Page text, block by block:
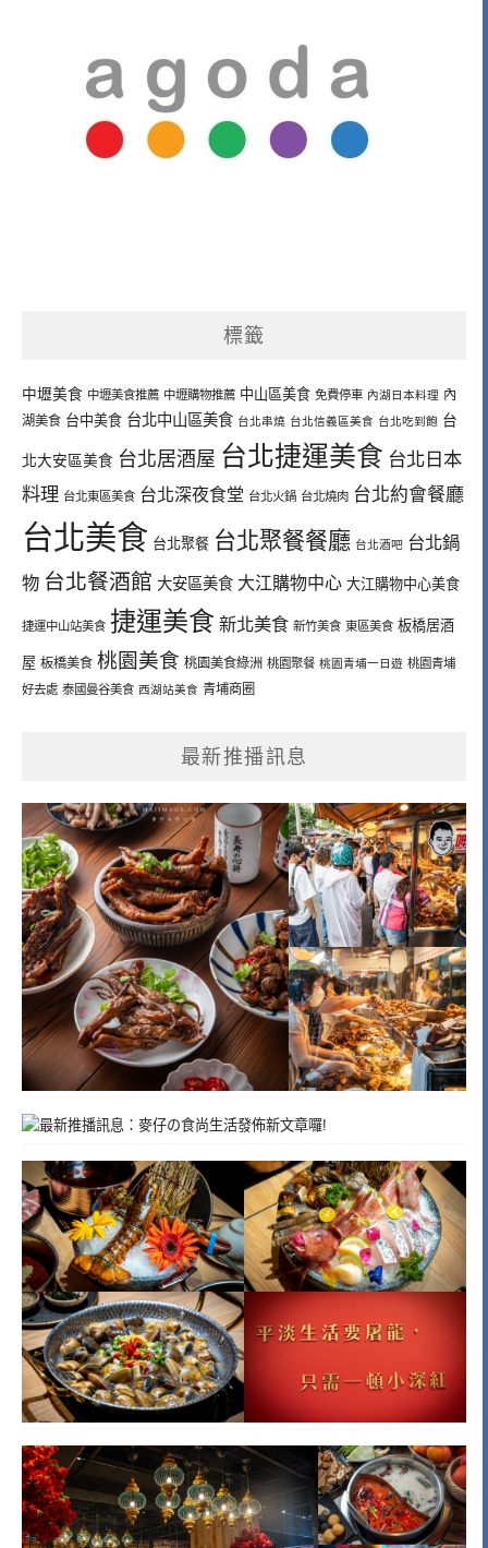
標籤
中壢美食 中壢美食推薦 中壢購物推薦 中山區美食 免費停車 內湖日本料理 內
湖美食 台中美食 台北中山區美食 台北串燒 台北信義區美食 台北吃到飽 台
北大安區美食 台北居酒屋 台北捷運美食 台北日本
料理 台北東區美食 台北深夜食堂 台北火鍋 台北燒肉 台北約會餐廳
台北美食 台北聚餐 台北聚餐餐廳 台北酒吧 台北鍋
物 台北餐酒館 大安區美食 大江購物中心 大江購物中心美食
捷運中山站美食 捷運美食 新北美食 新竹美食 東區美食 板橋居酒
屋 板橋美食 桃園美食 桃園美食綠洲 桃園聚餐 桃園青埔一日遊 桃園青埔
好去處 泰國曼谷美食 西湖站美食 青埔商圈
最新推播訊息